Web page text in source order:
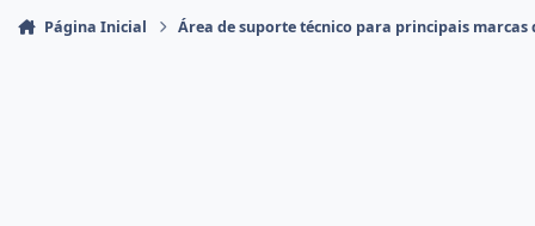
Página Inicial Área de suporte técnico para principais marcas